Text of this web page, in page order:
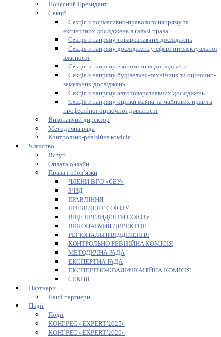
Почесний Президент
Секції
Секція з нормативно-правового напряму та
експертних досліджень в галузі права
Секція з напряму товарознавчих досліджень
Секція з напряму досліджень у сфері інтелектуальної
власності
Секція з напряму економічних досліджень
Секція з напряму будівельно-технічних та оціночно-
земельних досліджень
Секція з напряму автотоварознавчих досліджень
Секція з напряму оцінки майна та майнових прав та
професійної оціночної діяльності
Виконавчий директор
Методична рада
Контрольно-ревізійна комісія
Членство
Вступ
Оплата онлайн
Права і обов’язки
ЧЛЕНИ ВГО «СЕУ»
З’ЇЗД
ПРАВЛІННЯ
ПРЕЗИДЕНТ СОЮЗУ
ВІЦЕ ПРЕЗИДЕНТИ СОЮЗУ
ВИКОНАВЧИЙ ДИРЕКТОР
РЕГІОНАЛЬНІ ВІДДІЛЕННЯ
КОНТРОЛЬНО-РЕВІЗІЙНА КОМІСІЯ
МЕТОДИЧНА РАДА
ЕКСПЕРТНА РАДА
ЕКСПЕРТНО-КВАЛІФІКАЦІЙНА КОМІСІЯ
СЕКЦІЇ
Партнери
Наші партнери
Події
Події
КОНГРЕС «EXPERT’2025»
КОНГРЕС «EXPERT’2026»